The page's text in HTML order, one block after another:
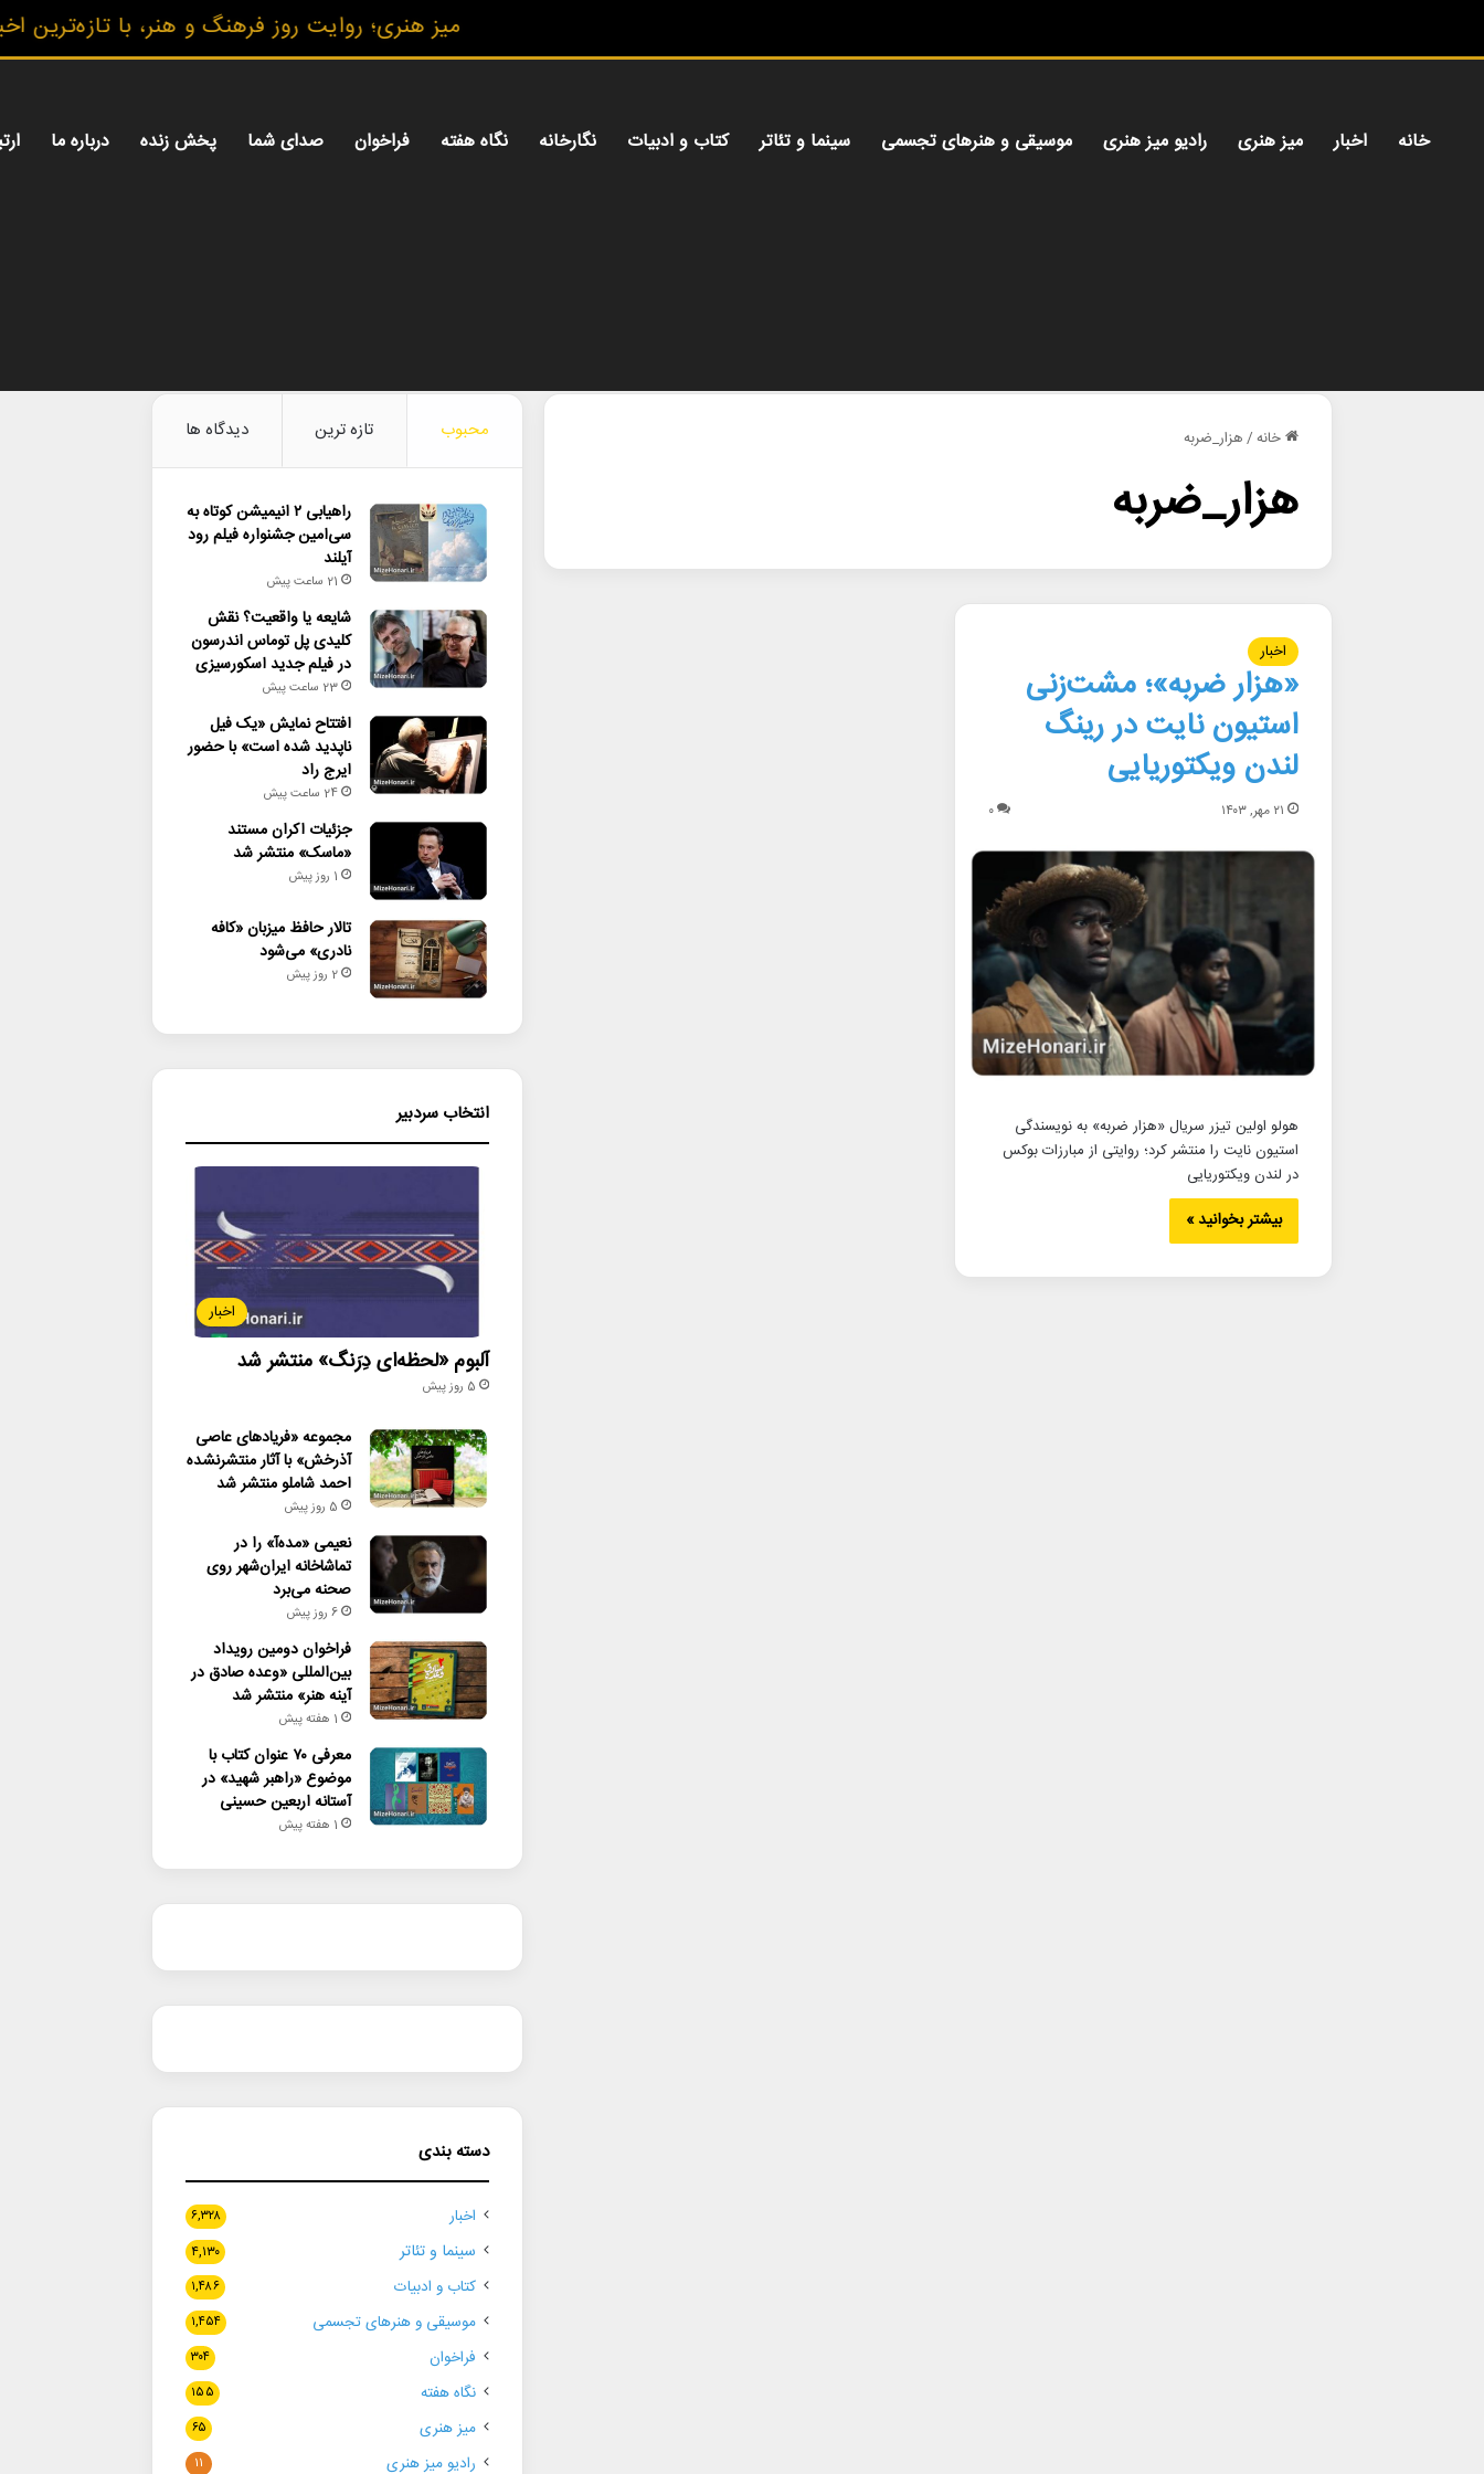
میز هنری؛ روایت روز فرهنگ و هنر، با تازه‌ترین
خانه اخبار میز هنری رادیو میز هنری موسیقی و هنرهای تجسمی سینما و تئاتر کتاب و ادبیات نگارخانه نگاه هفته فراخوان صدای شما پخش زنده درباره ما
خانه/هزار_ضربه
هزار_ضربه
اخبار
«هزار ضربه»؛ مشت‌زنی
استیون نایت در رینگ
لندن ویکتوریایی
۲۱ مهر, ۱۴۰۳ ۰
هولو اولین تیزر سریال «هزار ضربه» به نویسندگی
استیون نایت را منتشر کرد؛ روایتی از مبارزات بوکس
در لندن ویکتوریایی
بیشتر بخوانید »
محبوب تازه ترین دیدگاه ها
راهیابی ۲ انیمیشن کوتاه به
سی‌امین جشنواره فیلم رود
آیلند
21 ساعت پیش
شایعه یا واقعیت؟ نقش
کلیدی پل توماس اندرسون
در فیلم جدید اسکورسیزی
23 ساعت پیش
افتتاح نمایش «یک فیل
ناپدید شده است» با حضور
ایرج راد
24 ساعت پیش
جزئیات اکران مستند
«ماسک» منتشر شد
1 روز پیش
تالار حافظ میزبان «کافه
نادری» می‌شود
2 روز پیش
انتخاب سردبیر
اخبار
آلبوم «لحظه‌ای دِرَنگ» منتشر شد
5 روز پیش
مجموعه «فریادهای عاصی
آذرخش» با آثار منتشرنشده
احمد شاملو منتشر شد
5 روز پیش
نعیمی «مده‌آ» را در
تماشاخانه ایران‌شهر روی
صحنه می‌برد
6 روز پیش
فراخوان دومین رویداد
بین‌المللی «وعده صادق در
آینه هنر» منتشر شد
1 هفته پیش
معرفی ۷۰ عنوان کتاب با
موضوع «راهبر شهید» در
آستانه اربعین حسینی
1 هفته پیش
دسته بندی
اخبار ۶,۳۲۸
سینما و تئاتر ۴,۱۳۰
کتاب و ادبیات ۱,۴۸۶
موسیقی و هنرهای تجسمی ۱,۴۵۴
فراخوان ۳۰۴
نگاه هفته ۱۵۵
میز هنری ۶۵
رادیو میز هنری ۱۱